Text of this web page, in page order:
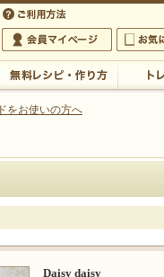
店が負担いたします
会員マイページ
お気に入
をお使いの方へ
Daisy daisy